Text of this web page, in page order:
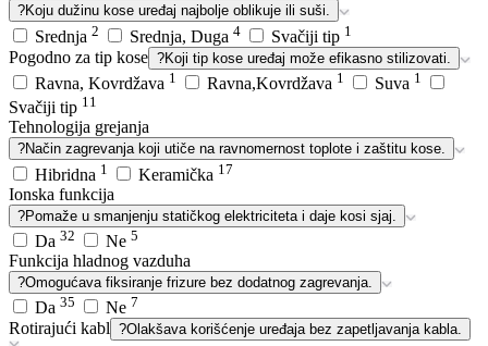
?Koju dužinu kose uređaj najbolje oblikuje ili suši.
Srednja 2 Srednja, Duga 4 Svačiji tip 1
Pogodno za tip kose ?Koji tip kose uređaj može efikasno stilizovati.
Ravna, Kovrdžava 1 Ravna,Kovrdžava 1 Suva 1
Svačiji tip 11
Tehnologija grejanja
?Način zagrevanja koji utiče na ravnomernost toplote i zaštitu kose.
Hibridna 1 Keramička 17
Ionska funkcija
?Pomaže u smanjenju statičkog elektriciteta i daje kosi sjaj.
Da 32 Ne 5
Funkcija hladnog vazduha
?Omogućava fiksiranje frizure bez dodatnog zagrevanja.
Da 35 Ne 7
Rotirajući kabl ?Olakšava korišćenje uređaja bez zapetljavanja kabla.